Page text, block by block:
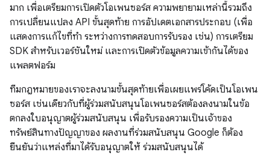
มาก เพื่อเตรียมการเปิดตัวโอเพนซอร์ส ความพยายามเหล่านี้รวมถึง
การเปลี่ยนแปลง API ขั้นสุดท้าย การอัปเดตเอกสารประกอบ (เพื่อ
แสดงการแก้ไขที่ทำ ระหว่างการทดสอบการรับรอง เช่น) การเตรียม
SDK สำหรับเวอร์ชันใหม่ และการเปิดตัวข้อมูลความเข้ากันได้ของ
แพลตฟอร์ม
ทีมกฎหมายของเราจะลงนามขั้นสุดท้ายเพื่อเผยแพร่โค้ดเป็นโอเพน
ซอร์ส เช่นเดียวกับที่ผู้ร่วมสนับสนุนโอเพนซอร์สต้องลงนามในข้อ
ตกลงใบอนุญาตผู้ร่วมสนับสนุน เพื่อรับรองความเป็นเจ้าของ
ทรัพย์สินทางปัญญาของ ผลงานที่ร่วมสนับสนุน Google ก็ต้อง
ยืนยันว่าแหล่งที่มาได้รับอนุญาตให้ ร่วมสนับสนุนได้